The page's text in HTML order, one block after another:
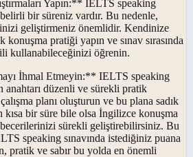
Yapın:** IELTS speaking
bir süreniz vardır. Bu nedenle,
geliştirmeniz önemlidir. Kendinize
konuşma pratiği yapın ve sınav sırasında
kullanabileceğinizi öğrenin.
İhmal Etmeyin:** IELTS speaking
anahtarı düzenli ve sürekli pratik
planı oluşturun ve bu plana sadık
kısa bir süre bile olsa İngilizce konuşma
sürekli geliştirebilirsiniz. Bu
speaking sınavında istediğiniz puana
pratik ve sabır bu yolda en önemli